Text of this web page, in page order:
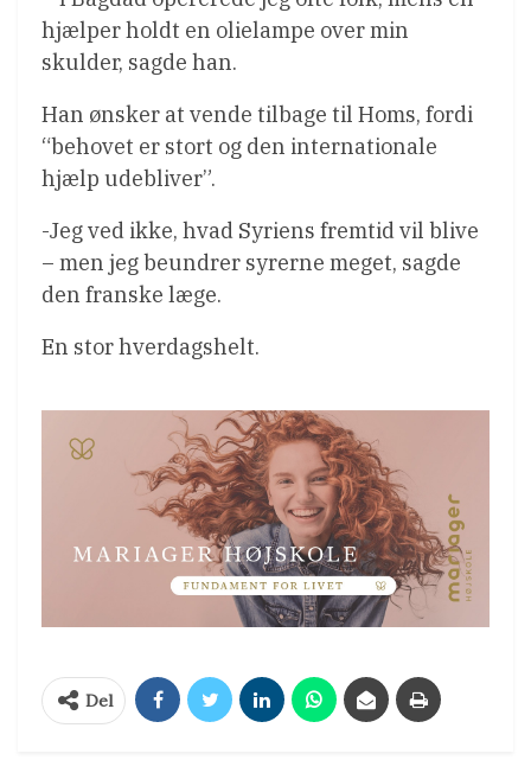
hjælper holdt en olielampe over min
skulder, sagde han.
Han ønsker at vende tilbage til Homs, fordi
“behovet er stort og den internationale
hjælp udebliver”.
-Jeg ved ikke, hvad Syriens fremtid vil blive
– men jeg beundrer syrerne meget, sagde
den franske læge.
En stor hverdagshelt.
Del